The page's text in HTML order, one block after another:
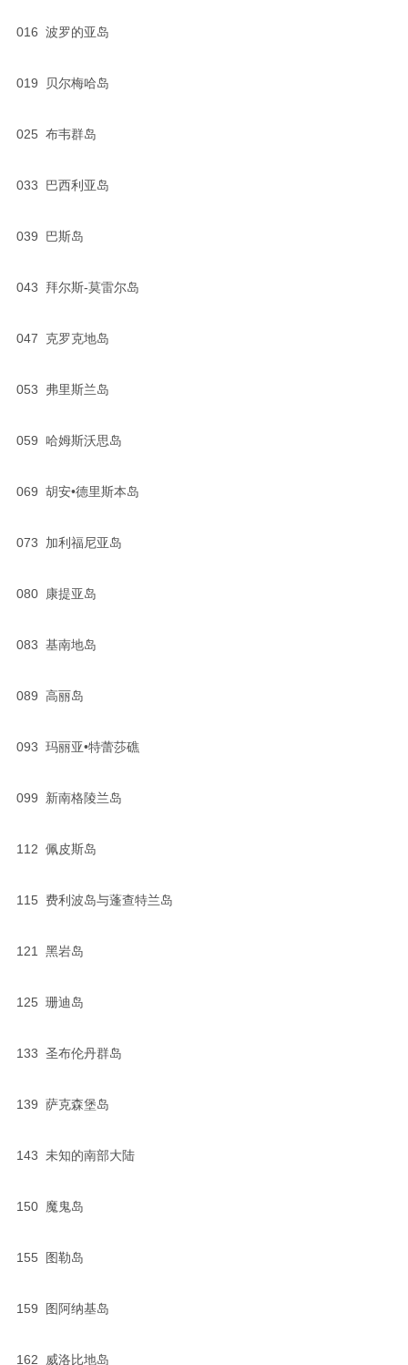
016 波罗的亚岛
019 贝尔梅哈岛
025 布韦群岛
033 巴西利亚岛
039 巴斯岛
043 拜尔斯-莫雷尔岛
047 克罗克地岛
053 弗里斯兰岛
059 哈姆斯沃思岛
069 胡安•德里斯本岛
073 加利福尼亚岛
080 康提亚岛
083 基南地岛
089 高丽岛
093 玛丽亚•特蕾莎礁
099 新南格陵兰岛
112 佩皮斯岛
115 费利波岛与蓬查特兰岛
121 黑岩岛
125 珊迪岛
133 圣布伦丹群岛
139 萨克森堡岛
143 未知的南部大陆
150 魔鬼岛
155 图勒岛
159 图阿纳基岛
162 威洛比地岛